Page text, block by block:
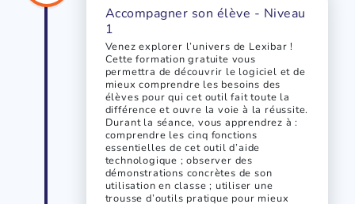
Accompagner son élève - Niveau
1
Venez explorer l’univers de Lexibar !
Cette formation gratuite vous
permettra de découvrir le logiciel et de
mieux comprendre les besoins des
élèves pour qui cet outil fait toute la
différence et ouvre la voie à la réussite.
Durant la séance, vous apprendrez à :
comprendre les cinq fonctions
essentielles de cet outil d’aide
technologique ; observer des
démonstrations concrètes de son
utilisation en classe ; utiliser une
trousse d’outils pratique pour mieux